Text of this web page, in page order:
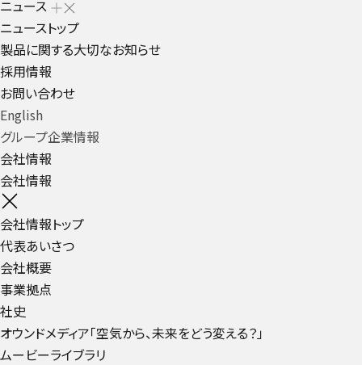
ニュース
ニューストップ
製品に関する大切なお知らせ
採用情報
お問い合わせ
English
グループ企業情報
会社情報
会社情報
会社情報トップ
代表あいさつ
会社概要
事業拠点
社史
オウンドメディア「空気から、未来をどう変える？」
ムービーライブラリ